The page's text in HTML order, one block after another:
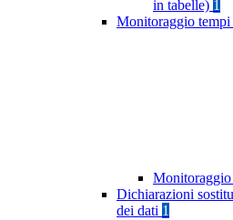
in tabelle) 1
Monitoraggio tempi
Dichiarazioni
dei dati 1